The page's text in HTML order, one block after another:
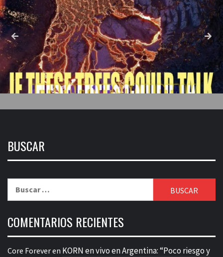
BUSCAR
COMENTARIOS RECIENTES
Core Foreveren KORN en vivo en Argentina: “Poco riesgo y